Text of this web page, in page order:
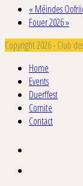
« Méindes
Fouer 2026»
Copyright 2026 - Club
Home
Events
Duerffest
Comite
Contact